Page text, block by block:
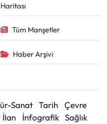
Haritası
Tüm Manşetler
Haber Arşivi
Sanat Tarih
Çevre
İlan İnfografik Sağlık